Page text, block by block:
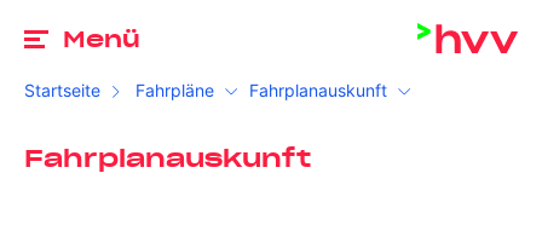
Menü
Startseite Fahrpläne Fahrplanauskunft
Fahrplanauskunft